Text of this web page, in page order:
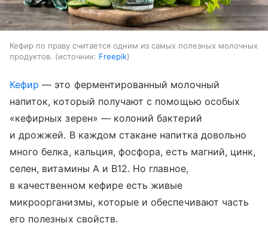
Кефир по праву считается одним из самых полезных молочных
продуктов.
источник: Freepik
Кефир — это ферментированный молочный
напиток, который получают с помощью особых
«кефирных зерен» — колоний бактерий
и дрожжей. В каждом стакане напитка довольно
много белка, кальция, фосфора, есть магний, цинк,
селен, витамины A и B12. Но главное,
в качественном кефире есть живые
микроорганизмы, которые и обеспечивают часть
его полезных свойств.